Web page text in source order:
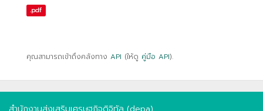
.pdf
คุณสามารถเข้าถึงคลังทาง API (ให้ดู คู่มือ API).